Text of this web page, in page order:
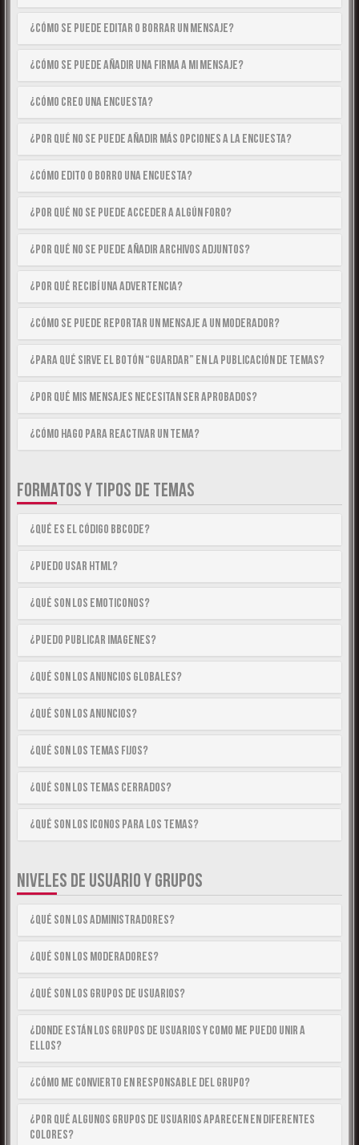
¿Cómo se puede editar o borrar un mensaje?
¿Cómo se puede añadir una firma a mi mensaje?
¿Cómo creo una encuesta?
¿Por qué no se puede añadir más opciones a la encuesta?
¿Cómo edito o borro una encuesta?
¿Por qué no se puede acceder a algún foro?
¿Por qué no se puede añadir archivos adjuntos?
¿Por qué recibí una advertencia?
¿Cómo se puede reportar un mensaje a un moderador?
¿Para qué sirve el botón “Guardar” en la publicación de temas?
¿Por qué mis mensajes necesitan ser aprobados?
¿Cómo hago para reactivar un tema?
FORMATOS Y TIPOS DE TEMAS
¿Qué es el código BBCode?
¿Puedo usar HTML?
¿Qué son los emoticonos?
¿Puedo publicar imagenes?
¿Qué son los anuncios globales?
¿Qué son los anuncios?
¿Qué son los temas fijos?
¿Qué son los temas cerrados?
¿Qué son los iconos para los temas?
NIVELES DE USUARIO Y GRUPOS
¿Qué son los Administradores?
¿Qué son los Moderadores?
¿Qué son los Grupos de Usuarios?
¿Donde están los Grupos de Usuarios y como me puedo unir a
ellos?
¿Cómo me convierto en Responsable del Grupo?
¿Por qué algunos Grupos de Usuarios aparecen en diferentes
colores?